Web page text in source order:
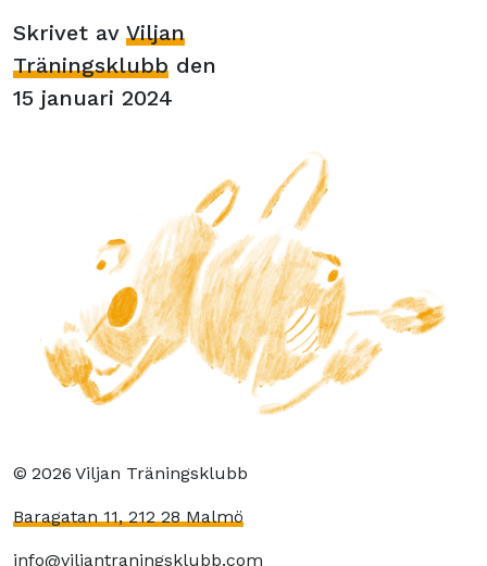
Skrivet av Viljan
Träningsklubb den
15 januari 2024
© 2026 Viljan Träningsklubb
Baragatan 11, 212 28 Malmö
info@viljantraningsklubb.com